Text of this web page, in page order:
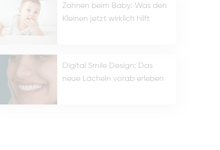
Zahnen beim Baby: Was den
Kleinen jetzt wirklich hilft
Digital Smile Design: Das
neue Lächeln vorab erleben